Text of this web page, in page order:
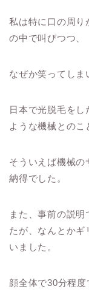
私は特に口の周り
の中で叫びつつ、
なぜか笑ってしま
日本で光脱毛を
ような機械とのこ
そういえば機械の
納得でした。
また、事前の説
たが、なんとかギ
いました。
顔全体で30分程度